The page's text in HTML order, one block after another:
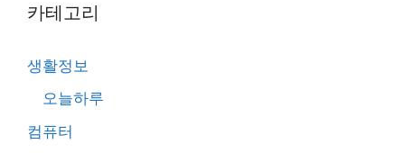
카테고리
생활정보
오늘하루
컴퓨터